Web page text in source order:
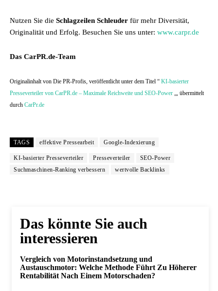
Nutzen Sie die Schlagzeilen Schleuder für mehr Diversität,
Originalität und Erfolg. Besuchen Sie uns unter: www.carpr.de
Das CarPR.de-Team
Originalinhalt von Die PR-Profis, veröffentlicht unter dem Titel “ KI-basierter
Presseverteiler von CarPR.de – Maximale Reichweite und SEO-Power „, übermittelt
durch CarPr.de
TAGS effektive Pressearbeit Google-Indexierung
KI-basierter Presseverteiler Presseverteiler
SEO-Power
Suchmaschinen-Ranking verbessern
wertvolle Backlinks
Das könnte Sie auch
interessieren
Vergleich von Motorinstandsetzung und
Austauschmotor: Welche Methode Führt Zu Höherer
Rentabilität Nach Einem Motorschaden?